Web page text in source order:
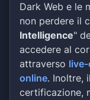
Dark Web e le
non perdere il
Intelligence"
accedere al
attraverso
online. Inoltre,
certificazione,